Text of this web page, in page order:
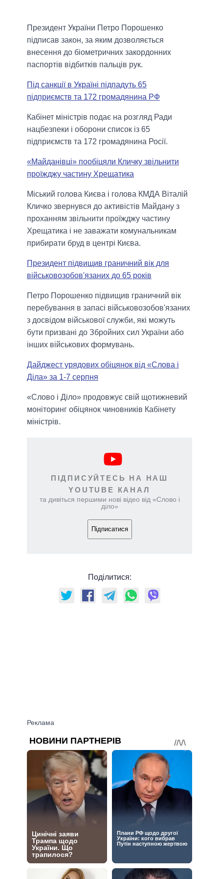
Президент України Петро Порошенко
підписав закон, за яким дозволяється
внесення до біометричних закордонних
паспортів відбитків пальців рук.
Під санкції в Україні підпадуть 65
підприємств та 172 громадянина РФ
Кабінет міністрів подає на розгляд Ради
нацбезпеки і оборони список із 65
підприємств та 172 громадянина Росії.
«Майданівці» пообіцяли Кличку звільнити
проїжджу частину Хрещатика
Міський голова Києва і голова КМДА Віталій
Кличко звернувся до активістів Майдану з
проханням звільнити проїжджу частину
Хрещатика і не заважати комунальникам
прибирати бруд в центрі Києва.
Президент підвищив граничний вік для
військовозобов'язаних до 65 років
Петро Порошенко підвищив граничний вік
перебування в запасі військовозобов'язаних
з досвідом військової служби, які можуть
бути призвані до Збройних сил України або
інших військових формувань.
Дайджест урядових обіцянок від «Слова і
Діла» за 1-7 серпня
«Слово і Діло» продовжує свій щотижневий
моніторинг обіцянок чиновників Кабінету
міністрів.
ПІДПИСУЙТЕСЬ НА НАШ
YOUTUBE КАНАЛ
та дивіться першими нові відео від «Слово і
діло»
Підписатися
Поділитися: